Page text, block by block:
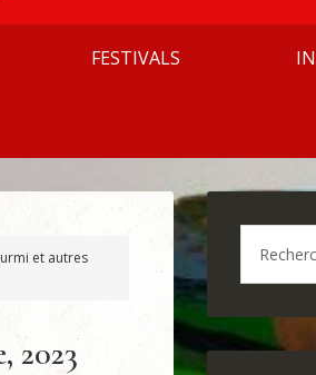
FESTIVALS
et autres
2023